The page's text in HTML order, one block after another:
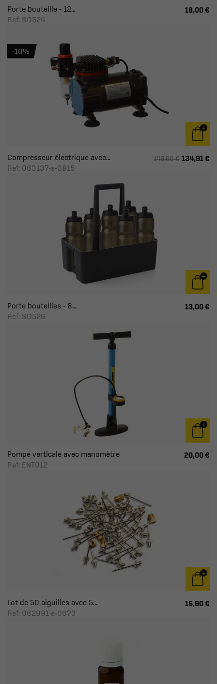
Porte bouteille - 12...
Ref: SO524
18,00 €
Compresseur électrique avec...
Ref: 063137-a-0815
149,90 € 134,91 €
-10%
Porte bouteilles - 8...
Ref: SO526
13,00 €
Pompe verticale avec manomètre
Ref: ENT012
20,00 €
Lot de 50 aiguilles avec 5...
Ref: 062991-a-0673
15,90 €